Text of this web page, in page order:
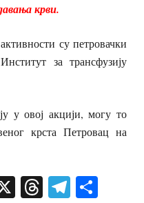
крви.
су петровачки
за трансфузију
у овој акцији, могу то
крста Петровац на
X Threads